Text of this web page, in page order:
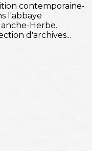
contemporaine-
l'abbaye
Herbe.
d'archives...